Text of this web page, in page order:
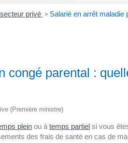
privé > Salarié en arrêt maladie
congé parental :
(Première ministre)
plein ou à temps partiel si vous
des frais de santé en cas de